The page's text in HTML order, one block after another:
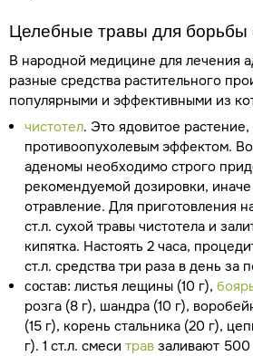
Целебные травы для борьбы
В народной медицине для лечения
разные средства растительного
популярными и эффективными из
чистотел. Это ядовитое
противоопухолевым эффектом.
аденомы необходимо строго
рекомендуемой дозировки,
отравление. Для приготовления
ст.л. сухой травы чистотела и
кипятка. Настоять 2 часа,
ст.л. средства три раза в день за
состав: листья лещины (10 г),
розга (8 г), шандра (10 г),
(15 г), корень стальника (20 г),
г). 1 ст.л. смеситрав заливают 500